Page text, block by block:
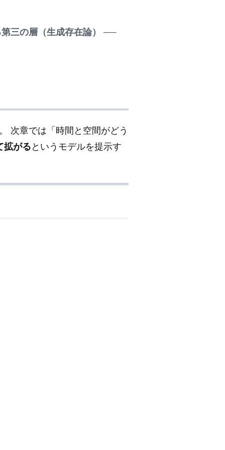
三の層（生成存在論） ──
次章では「時間と空間がどう
拡がるというモデルを提示す